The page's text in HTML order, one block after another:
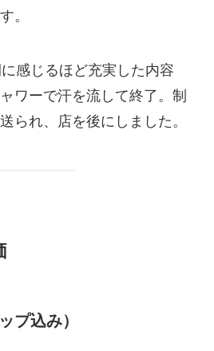
。
感じるほど充実した内容
ワーで汗を流して終了。制
られ、店を後にしました。
プ込み）